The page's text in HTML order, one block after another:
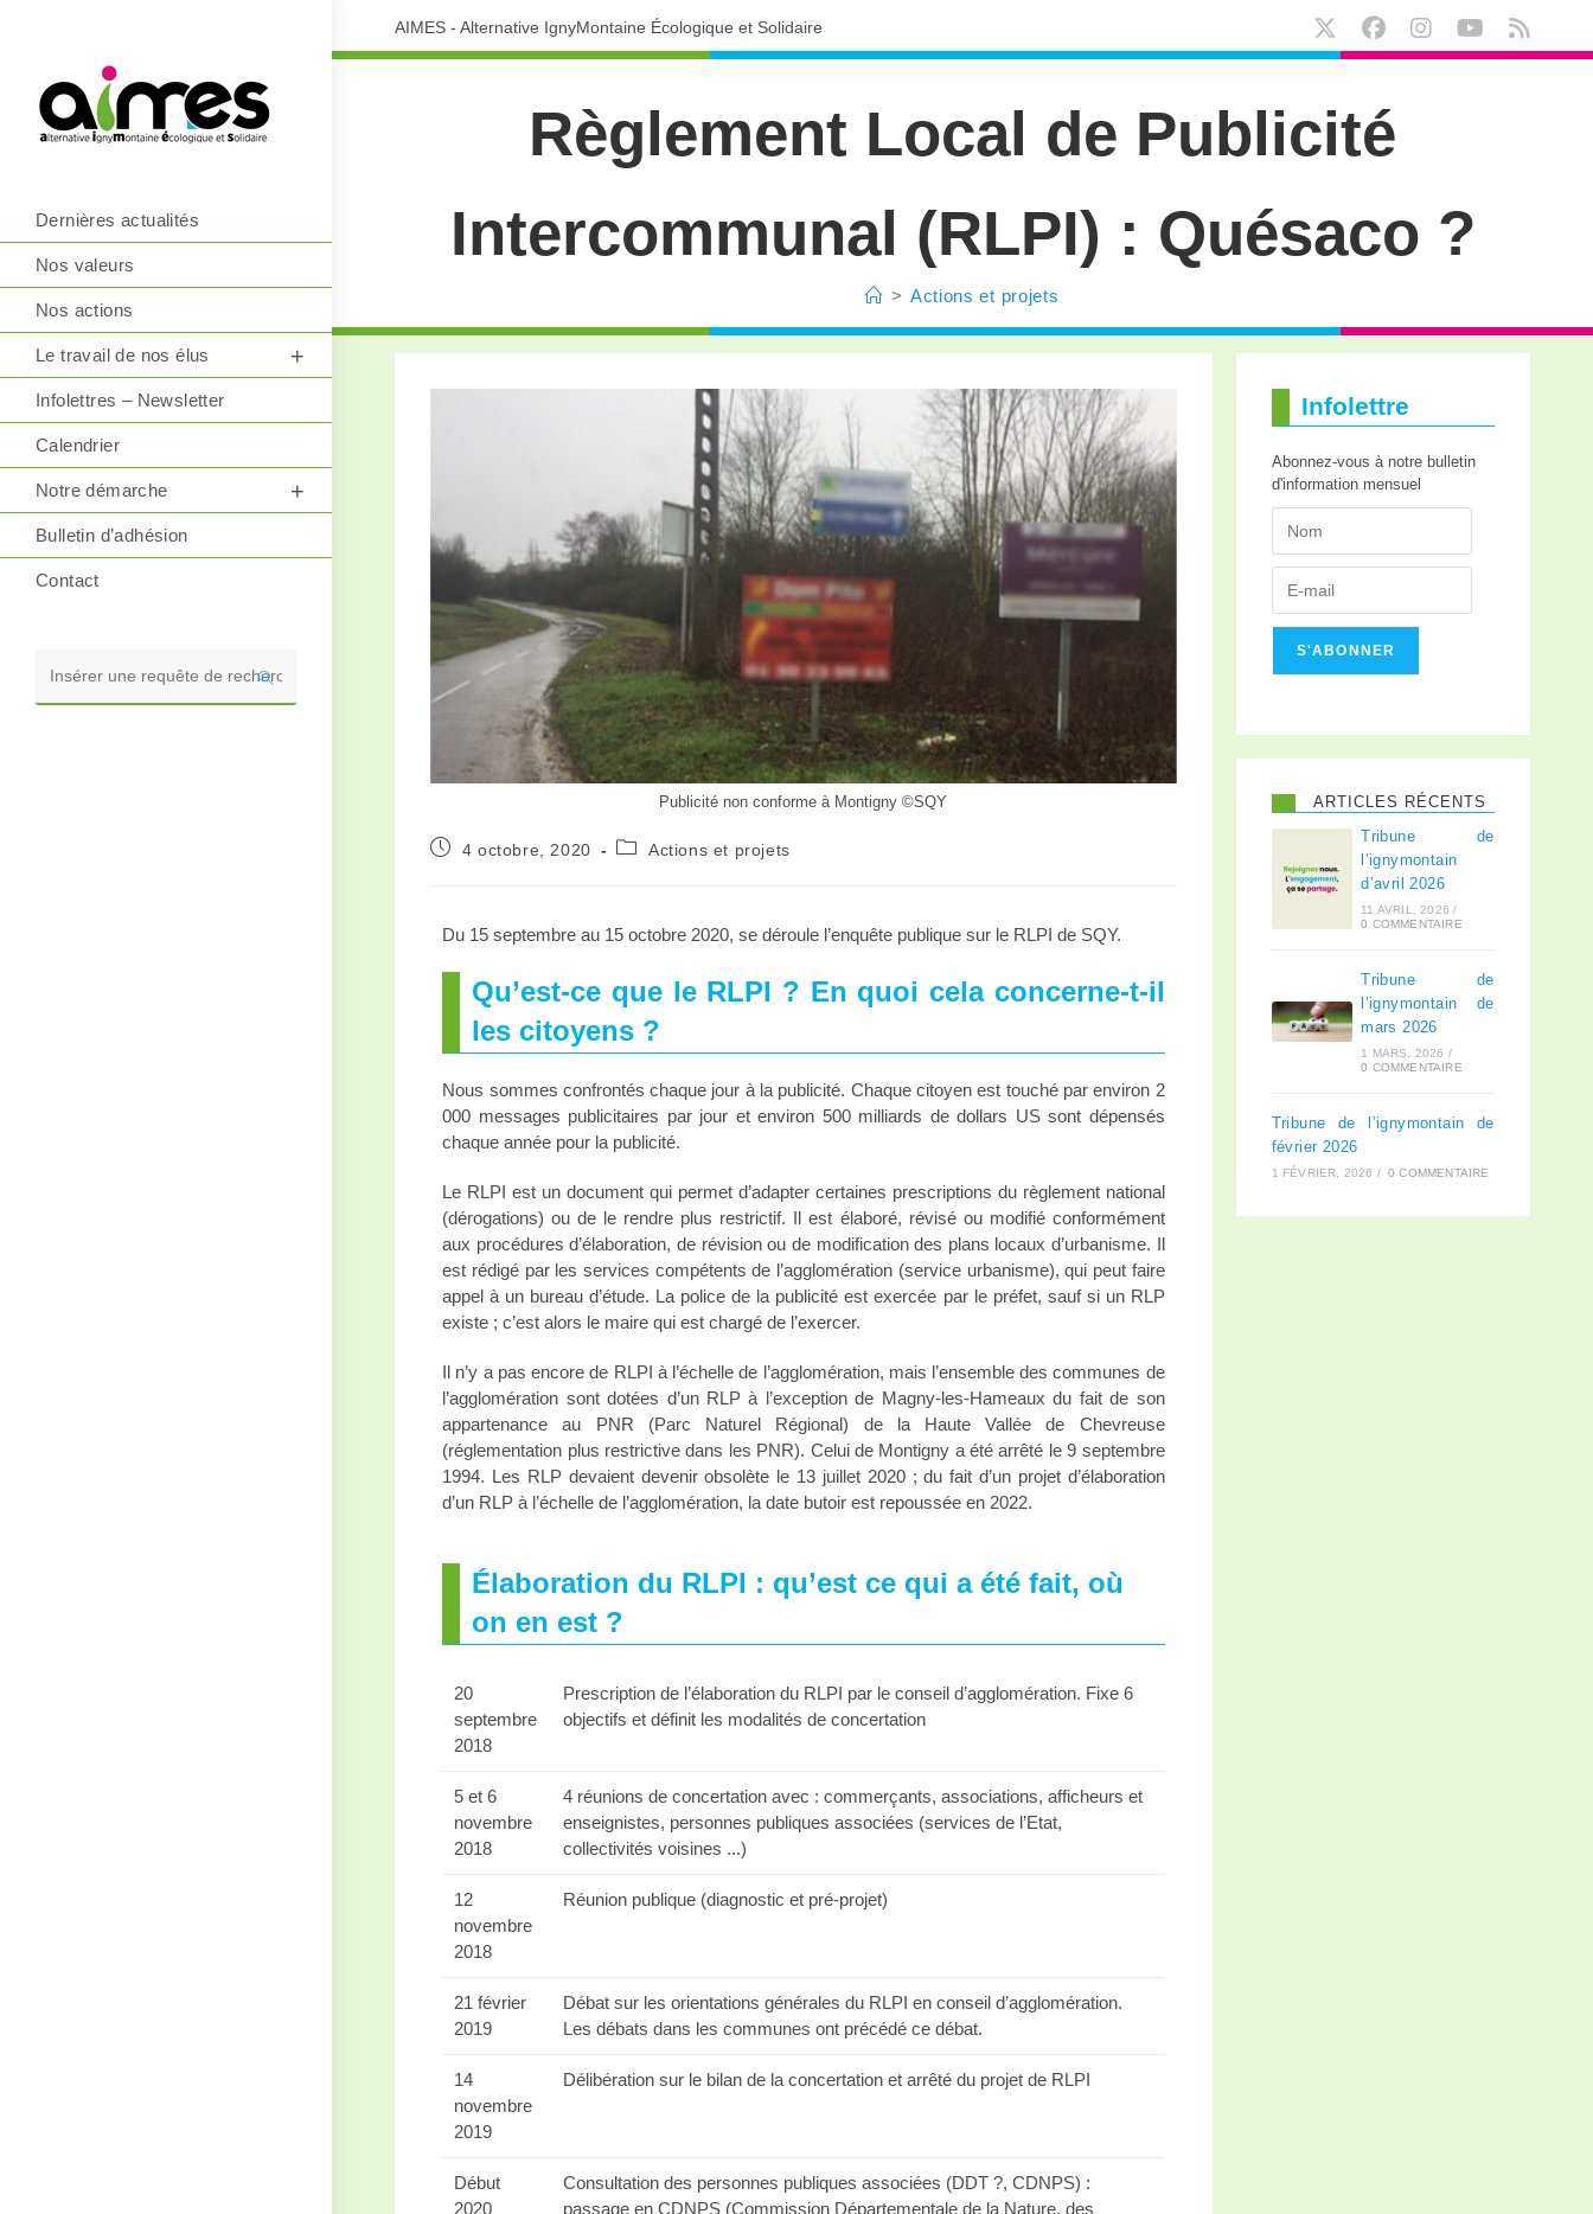
AIMES - Alternative IgnyMontaine Écologique et Solidaire
Dernières actualités
Nos valeurs
Nos actions
Le travail de nos élus
Infolettres – Newsletter
Calendrier
Notre démarche
Bulletin d’adhésion
Contact
Règlement Local de Publicité
Intercommunal (RLPI) : Quésaco ?
> Actions et projets
Publicité non conforme à Montigny ©SQY
4 octobre, 2020 Actions et projets
Du 15 septembre au 15 octobre 2020, se déroule l’enquête publique sur le RLPI de SQY.
Qu’est-ce que le RLPI ? En quoi cela concerne-t-il
les citoyens ?
Nous sommes confrontés chaque jour à la publicité. Chaque citoyen est touché par environ 2
000 messages publicitaires par jour et environ 500 milliards de dollars US sont dépensés
chaque année pour la publicité.
Le RLPI est un document qui permet d’adapter certaines prescriptions du règlement national
(dérogations) ou de le rendre plus restrictif. Il est élaboré, révisé ou modifié conformément
aux procédures d’élaboration, de révision ou de modification des plans locaux d’urbanisme. Il
est rédigé par les services compétents de l’agglomération (service urbanisme), qui peut faire
appel à un bureau d’étude. La police de la publicité est exercée par le préfet, sauf si un RLP
existe ; c’est alors le maire qui est chargé de l’exercer.
Il n’y a pas encore de RLPI à l’échelle de l’agglomération, mais l’ensemble des communes de
l’agglomération sont dotées d’un RLP à l’exception de Magny-les-Hameaux du fait de son
appartenance au PNR (Parc Naturel Régional) de la Haute Vallée de Chevreuse
(réglementation plus restrictive dans les PNR). Celui de Montigny a été arrêté le 9 septembre
1994. Les RLP devaient devenir obsolète le 13 juillet 2020 ; du fait d’un projet d’élaboration
d’un RLP à l’échelle de l’agglomération, la date butoir est repoussée en 2022.
Élaboration du RLPI : qu’est ce qui a été fait, où
on en est ?
20
septembre
2018
Prescription de l’élaboration du RLPI par le conseil d’agglomération. Fixe 6
objectifs et définit les modalités de concertation
5 et 6
novembre
2018
4 réunions de concertation avec : commerçants, associations, afficheurs et
enseignistes, personnes publiques associées (services de l’Etat,
collectivités voisines ...)
12
novembre
2018
Réunion publique (diagnostic et pré-projet)
21 février
2019
Débat sur les orientations générales du RLPI en conseil d’agglomération.
Les débats dans les communes ont précédé ce débat.
14
novembre
2019
Délibération sur le bilan de la concertation et arrêté du projet de RLPI
Début
2020
Consultation des personnes publiques associées (DDT ?, CDNPS) :
passage en CDNPS (Commission Départementale de la Nature, des
Infolettre
Abonnez-vous à notre bulletin
d'information mensuel
S'ABONNER
ARTICLES RÉCENTS
Tribune de
l’ignymontain
d’avril 2026
11 AVRIL, 2026 /
0 COMMENTAIRE
Tribune de
l’ignymontain de
mars 2026
1 MARS, 2026 /
0 COMMENTAIRE
Tribune de l’ignymontain de
février 2026
1 FÉVRIER, 2026 / 0 COMMENTAIRE